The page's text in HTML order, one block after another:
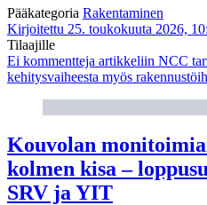
Pääkategoria Rakentaminen
Kirjoitettu 25. toukokuuta 2026,
Tilaajille
Ei kommentteja artikkeliin NCC
kehitysvaiheesta myös
Kouvolan
kolmen kisa –
SRV ja YIT